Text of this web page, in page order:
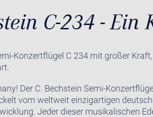
C-234 -
Konzertflügel C 234 mit großer
Der C. Bechstein Semi-
vom weltweit einzigartigen
Jeder dieser musikalischen